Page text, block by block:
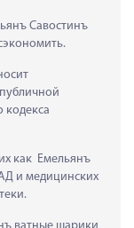
Савостинъ
кодекса
как  Емельянъ
и медицинских